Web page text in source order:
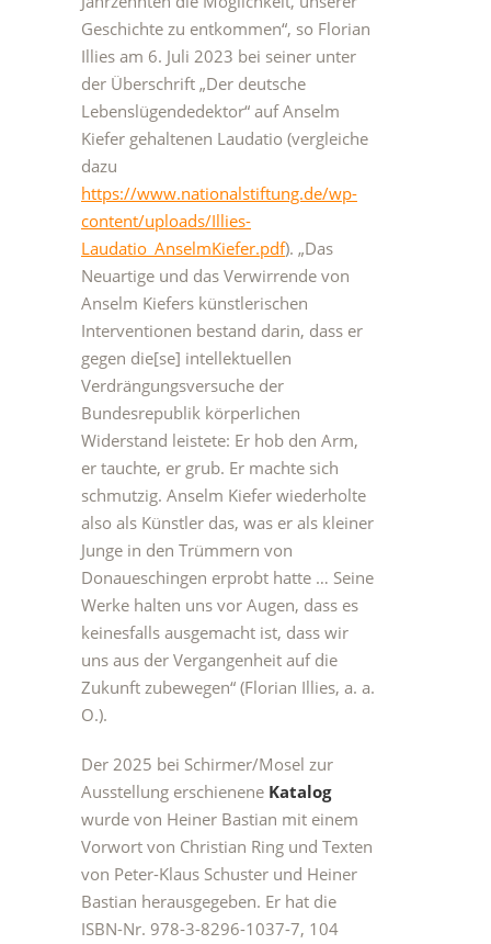
Geschichte zu entkommen“, so Florian
Illies am 6. Juli 2023 bei seiner unter
der Überschrift „Der deutsche
Lebenslügendedektor“ auf Anselm
Kiefer gehaltenen Laudatio (vergleiche
dazu
https://www.nationalstiftung.de/wp-
content/uploads/Illies-
Laudatio_AnselmKiefer.pdf). „Das
Neuartige und das Verwirrende von
Anselm Kiefers künstlerischen
Interventionen bestand darin, dass er
gegen die[se] intellektuellen
Verdrängungsversuche der
Bundesrepublik körperlichen
Widerstand leistete: Er hob den Arm,
er tauchte, er grub. Er machte sich
schmutzig. Anselm Kiefer wiederholte
also als Künstler das, was er als kleiner
Junge in den Trümmern von
Donaueschingen erprobt hatte … Seine
Werke halten uns vor Augen, dass es
keinesfalls ausgemacht ist, dass wir
uns aus der Vergangenheit auf die
Zukunft zubewegen“ (Florian Illies, a. a.
O.).
Der 2025 bei Schirmer/Mosel zur
Ausstellung erschienene Katalog
wurde von Heiner Bastian mit einem
Vorwort von Christian Ring und Texten
von Peter-Klaus Schuster und Heiner
Bastian herausgegeben. Er hat die
ISBN-Nr. 978-3-8296-1037-7, 104